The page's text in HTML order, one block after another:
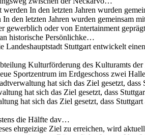
In den letzten Jahren wurden
den letzten Jahren wurden gemeinsam
gewerblich oder von Entertainment
historische Persönlichke…
Landeshauptstadt Stuttgart entwickelt
Kulturförderung des Kulturamts
Sportzentrum im Erdgeschoss zwei
hat sich das Ziel gesetzt,
hat sich das Ziel gesetzt, dass
hat sich das Ziel gesetzt, dass
die Hälfte dav…
ehrgeizige Ziel zu erreichen, wird